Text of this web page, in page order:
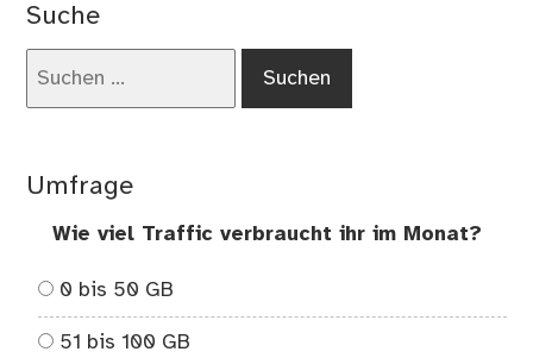
Suche
Umfrage
Wie viel Traffic verbraucht ihr im Monat?
0 bis 50 GB
51 bis 100 GB